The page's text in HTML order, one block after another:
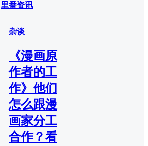
里番资讯
杂谈
《漫画原
作者的工
作》他们
怎么跟漫
画家分工
合作？看